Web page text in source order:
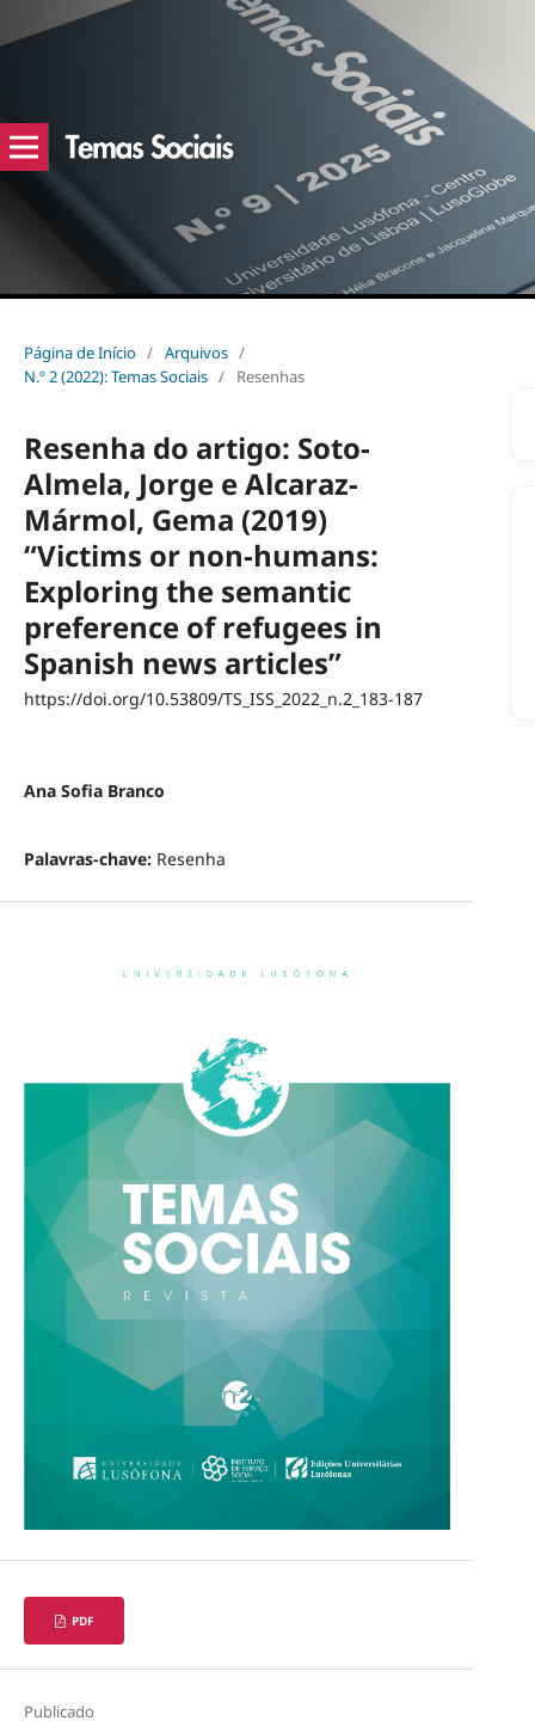
Página de Início / Arquivos /
N.º 2 (2022): Temas Sociais / Resenhas
Resenha do artigo: Soto-
Almela, Jorge e Alcaraz-
Mármol, Gema (2019)
“Victims or non-humans:
Exploring the semantic
preference of refugees in
Spanish news articles”
https://doi.org/10.53809/TS_ISS_2022_n.2_183-187
Ana Sofia Branco
Palavras-chave: Resenha
PDF
Publicado